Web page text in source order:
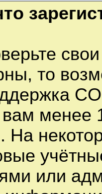
то
вам менее
На
или